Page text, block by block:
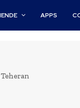
APPS
Teheran